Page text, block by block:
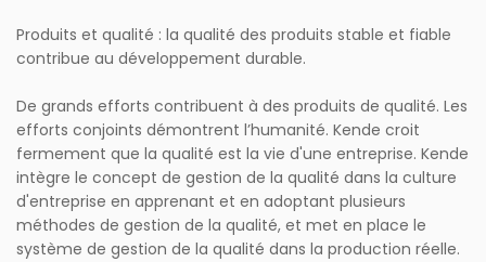
Produits et qualité : la qualité des produits stable et fiable
contribue au développement durable.
De grands efforts contribuent à des produits de qualité. Les
efforts conjoints démontrent l’humanité. Kende croit
fermement que la qualité est la vie d'une entreprise. Kende
intègre le concept de gestion de la qualité dans la culture
d'entreprise en apprenant et en adoptant plusieurs
méthodes de gestion de la qualité, et met en place le
système de gestion de la qualité dans la production réelle.